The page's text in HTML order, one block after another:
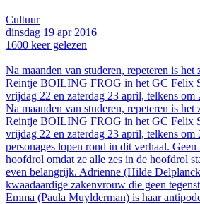
Cultuur
dinsdag 19 apr2016
1600 keer gelezen
Na maanden van studeren, repeteren is
Reintje BOILING FROG in het GC Felix
vrijdag 22 en zaterdag 23 april, telkens om
Na maanden van studeren, repeteren is het
Reintje BOILING FROG in het GC Felix
vrijdag 22 en zaterdag 23 april, telkens om
personages lopen rond in dit verhaal. Geen
hoofdrol omdat ze alle zes in de hoofdrol
even belangrijk. Adrienne (Hilde
kwaadaardige zakenvrouw die geen
Emma (Paula Muylderman) is haar